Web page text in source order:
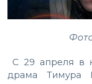
С 29 апреля в
драма Тимура